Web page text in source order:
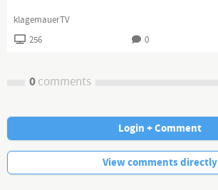
klagemauerTV
256 0
0comments
No more comments.
Login + Comment
View comments directly